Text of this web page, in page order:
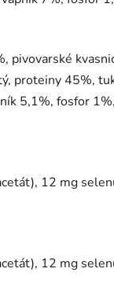
pivovarské
proteiny 45%,
5,1%, fosfor
12 mg
12 mg